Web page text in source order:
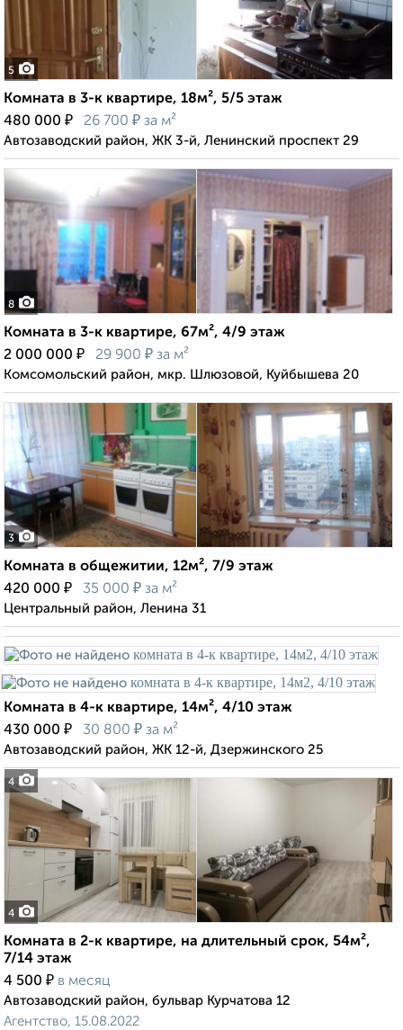
5
Комната в 3-к квартире, 18м², 5/5 этаж
480 000 ₽ 26 700 ₽ за м²
Автозаводский район, ЖК 3-й, Ленинский проспект 29
8
Комната в 3-к квартире, 67м², 4/9 этаж
2 000 000 ₽ 29 900 ₽ за м²
Комсомольский район, мкр. Шлюзовой, Куйбышева 20
3
Комната в общежитии, 12м², 7/9 этаж
420 000 ₽ 35 000 ₽ за м²
Центральный район, Ленина 31
4
Комната в 4-к квартире, 14м², 4/10 этаж
430 000 ₽ 30 800 ₽ за м²
Автозаводский район, ЖК 12-й, Дзержинского 25
4
Комната в 2-к квартире, на длительный срок, 54м²,
7/14 этаж
4 500 ₽ в месяц
Автозаводский район, бульвар Курчатова 12
Агентство, 15.08.2022